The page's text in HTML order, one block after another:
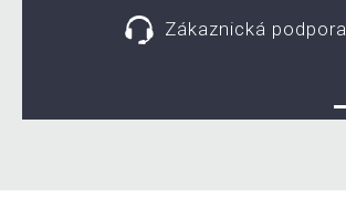
Zákaznická podpora